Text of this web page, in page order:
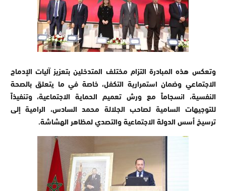
وتعكس هذه المبادرة التزام مختلف المتدخلين بتعزيز آليات الإدماج
الاجتماعي وضمان استمرارية التكفل، خاصة في ما يتعلق بالصحة
النفسية، انسجاماً مع ورش تعميم الحماية الاجتماعية، وتنفيذاً
للتوجيهات السامية لصاحب الجلالة محمد السادس، الرامية إلى
ترسيخ أسس الدولة الاجتماعية والتصدي لمظاهر الهشاشة.